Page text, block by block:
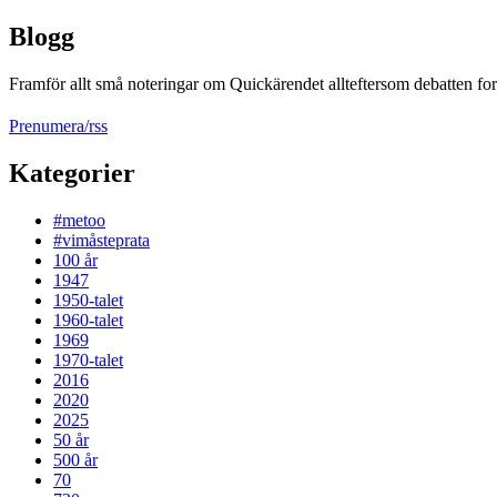
Blogg
Framför allt små noteringar om Quickärendet allteftersom debatten
Prenumera/rss
Kategorier
#metoo
#vimåsteprata
100 år
1947
1950-talet
1960-talet
1969
1970-talet
2016
2020
2025
50 år
500 år
70